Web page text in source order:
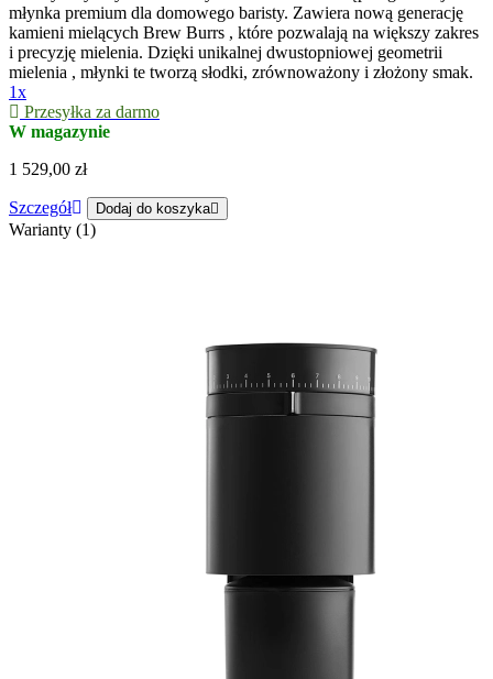
młynka premium dla domowego baristy. Zawiera nową generację
kamieni mielących Brew Burrs , które pozwalają na większy zakres
i precyzję mielenia. Dzięki unikalnej dwustopniowej geometrii
mielenia , młynki te tworzą słodki, zrównoważony i złożony smak.
1x
Przesyłka za darmo
W magazynie
1 529,00 zł
Szczegół Dodaj do koszyka
Warianty (1)